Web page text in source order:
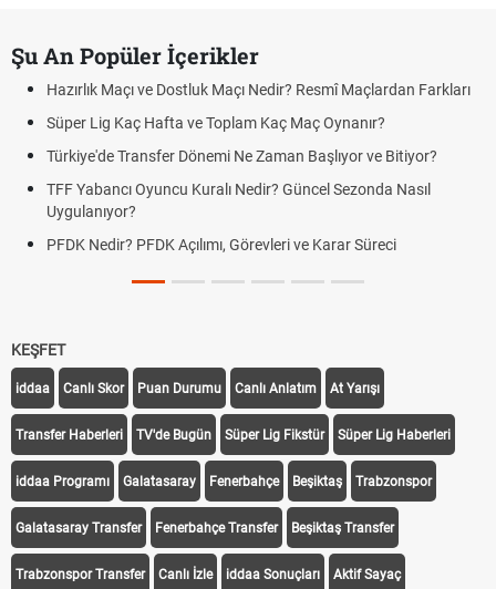
Şu An Popüler İçerikler
Hazırlık Maçı ve Dostluk Maçı Nedir? Resmî Maçlardan Farkları
Süper Lig Kaç Hafta ve Toplam Kaç Maç Oynanır?
Türkiye'de Transfer Dönemi Ne Zaman Başlıyor ve Bitiyor?
TFF Yabancı Oyuncu Kuralı Nedir? Güncel Sezonda Nasıl
Uygulanıyor?
PFDK Nedir? PFDK Açılımı, Görevleri ve Karar Süreci
KEŞFET
iddaa Canlı Skor Puan Durumu Canlı Anlatım At Yarışı
Transfer Haberleri TV'de Bugün Süper Lig Fikstür Süper Lig Haberleri
iddaa Programı Galatasaray Fenerbahçe Beşiktaş Trabzonspor
Galatasaray Transfer Fenerbahçe Transfer Beşiktaş Transfer
Trabzonspor Transfer Canlı İzle iddaa Sonuçları Aktif Sayaç